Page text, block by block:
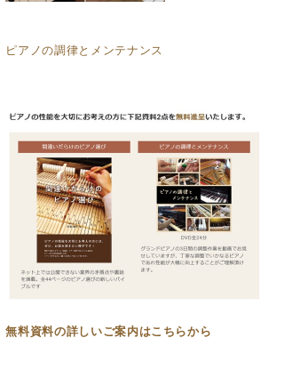
ピアノの調律とメンテナンス
無料資料の詳しいご案内はこちらから